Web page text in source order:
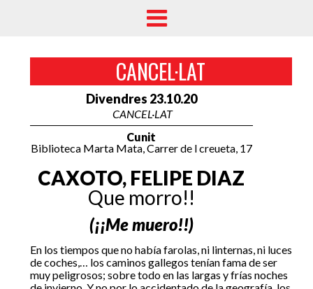
CANCEL·LAT
Divendres 23.10.20
CANCEL·LAT
Cunit
Biblioteca Marta Mata, Carrer de l creueta, 17
CAXOTO, FELIPE DIAZ
Que morro!!
(¡¡Me muero!!)
En los tiempos que no había farolas, ni linternas, ni luces
de coches,… los caminos gallegos tenían fama de ser
muy peligrosos; sobre todo en las largas y frías noches